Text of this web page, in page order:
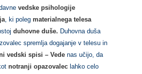
vedske psihologije
, ki polegmaterialnega telesa
duhovne duše. Duhovna duša
spremlja dogajanje v telesu in
vedski spisi – Vede nas učijo, da
notranji opazovalec lahko celo